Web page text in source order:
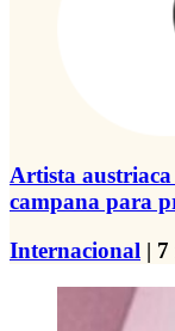
Artista austriaca
campana para
Internacional |